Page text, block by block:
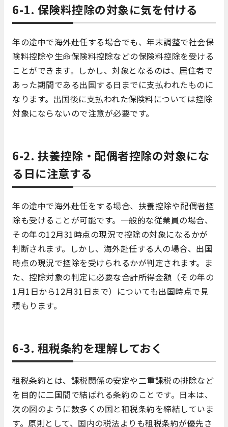
6-1. 保険料控除の対象に気を付ける
年の途中で海外赴任する場合でも、年末調整で社会保
険料控除や生命保険料控除などの保険料控除を受ける
ことができます。しかし、対象となるのは、居住者で
あった期間である出国する日までに支払われたものに
なります。出国後に支払われた保険料については控除
対象にならないので注意が必要です。
6-2. 扶養控除・配偶者控除の対象にな
る日に注意する
年の途中で海外赴任をする場合、扶養控除や配偶者控
除も受けることが可能です。一般的な従業員の場合、
その年の12月31時点の現況で控除の対象になるかが
判断されます。しかし、海外赴任する人の場合、出国
時点の現況で控除を受けられるかが判定されます。ま
た、控除対象の判定に必要な合計所得金額（その年の
1月1日から12月31日まで）についても出国時点で見
積もります。
6-3. 租税条約を理解しておく
租税条約とは、課税関係の安定や二重課税の排除など
を目的に二国間で結ばれる条約のことです。日本は、
次の図のように数多くの国と租税条約を締結していま
す。原則として、国内の税法よりも租税条約が優先さ